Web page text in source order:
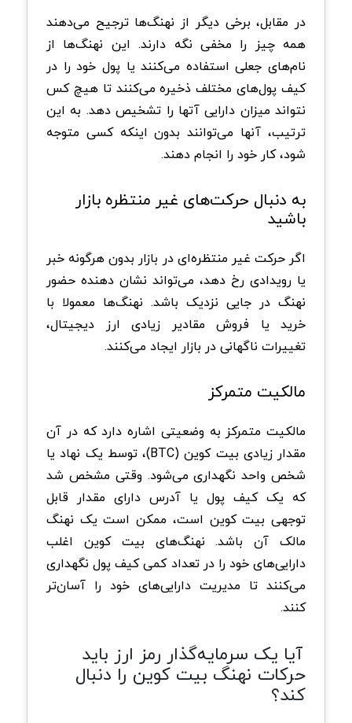
در مقابل، برخی دیگر از نهنگ‌ها ترجیح می‌دهند
همه چیز را مخفی نگه دارند. این نهنگ‌ها از
نام‌های جعلی استفاده می‌کنند یا پول خود را در
کیف پول‌های مختلف ذخیره می‌کنند تا هیچ کس
نتواند میزان دارایی آتها را تشخیص دهد. به این
ترتیب، آنها می‌توانند بدون اینکه کسی متوجه
شود، کار خود را انجام دهند.
به دنبال حرکت‌های غیر منتظره بازار
باشید
اگر حرکت غیر منتظره‌ای در بازار بدون هرگونه خبر
یا رویدادی رخ دهد، می‌تواند نشان دهنده حضور
نهنگ در جایی نزدیک باشد. نهنگ‌ها معمولا با
خرید یا فروش مقادیر زیادی ارز دیجیتال،
تغییرات ناگهانی در بازار ایجاد می‌کنند.
مالکیت متمرکز
مالکیت متمرکز به وضعیتی اشاره دارد که در آن
مقدار زیادی بیت کوین (BTC)، توسط یک نهاد یا
شخص واحد نگهداری می‌شود. وقتی مشخص شد
که یک کیف پول یا آدرس دارای مقدار قابل
توجهی بیت کوین است، ممکن است یک نهنگ
مالک آن باشد. نهنگ‌های بیت کوین اغلب
دارایی‌های خود را در تعداد کمی کیف پول نگهداری
می‌کنند تا مدیریت دارایی‌های خود را آسان‌تر
کنند.
آیا یک سرمایه‌گذار رمز ارز باید
حرکات نهنگ بیت کوین را دنبال
کند؟